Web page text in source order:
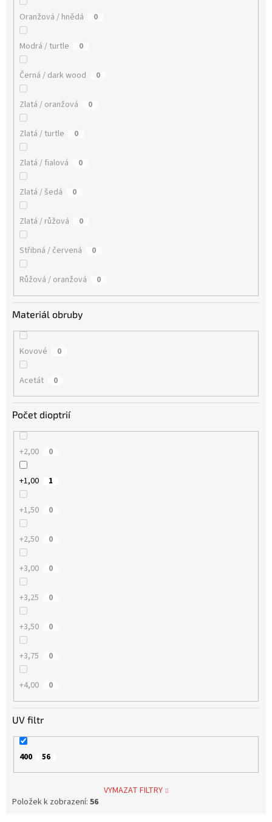
Oranžová / hnědá 0
Modrá / turtle 0
Černá / dark wood 0
Zlatá / oranžová 0
Zlatá / turtle 0
Zlatá / fialová 0
Zlatá / šedá 0
Zlatá / růžová 0
Střibná / červená 0
Růžová / oranžová 0
Materiál obruby
Kovové 0
Acetát 0
Počet dioptrií
+2,00 0
+1,00 1
+1,50 0
+2,50 0
+3,00 0
+3,25 0
+3,50 0
+3,75 0
+4,00 0
UV filtr
400 56
VYMAZAT FILTRY
Položek k zobrazení: 56